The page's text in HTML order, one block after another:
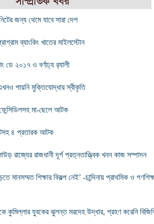
জন্য থেমে যাবে সারা দেশ
ব্যাংকিং খাতের মাইলস্টোন
ডে ২০১৭ ও বর্ণাঢ্য র‌্যালী
পায়নি মুক্তিযোদ্ধার স্বীকৃতি
মা-ছেলে আটক
৪ প্রতারক আটক
রাজ্যের রাজধানী দূর্গ প্রত্নতাত্ত্বিক খনন কাজ সম্পাদন
মানসম্মত শিক্ষার বিকল্প নেই’ -চান্দিনায় প্রাথমিক ও
কুমিল্লার যুবকের ঝুলন্ত মরদেহ উদ্ধার, গ্রহণ করেনি